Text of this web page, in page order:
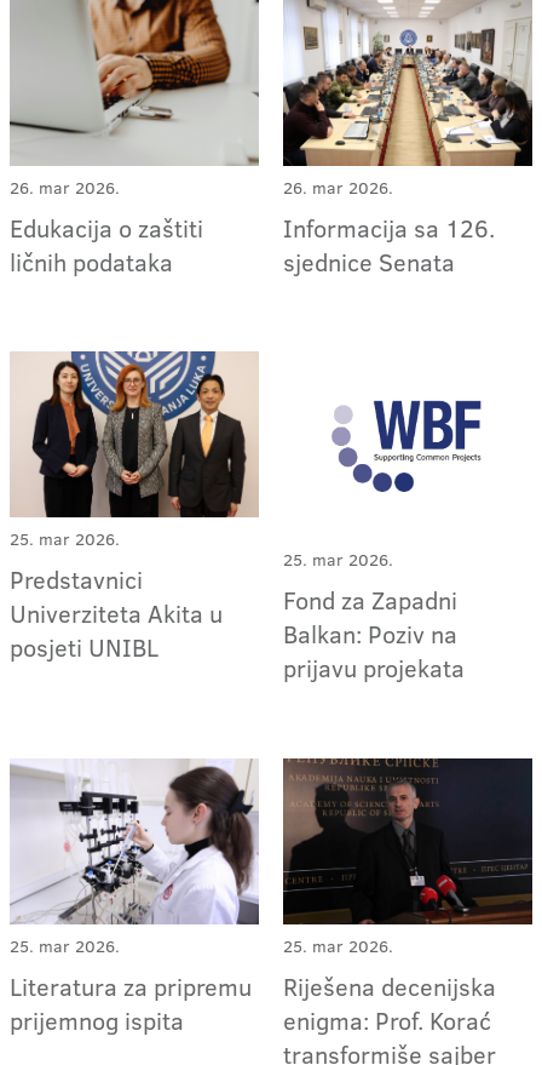
26. mar 2026.
Edukacija o zaštiti
ličnih podataka
26. mar 2026.
Informacija sa 126.
sjednice Senata
25. mar 2026.
Predstavnici
Univerziteta Akita u
posjeti UNIBL
25. mar 2026.
Fond za Zapadni
Balkan: Poziv na
prijavu projekata
25. mar 2026.
Literatura za pripremu
prijemnog ispita
25. mar 2026.
Riješena decenijska
enigma: Prof. Korać
transformiše sajber